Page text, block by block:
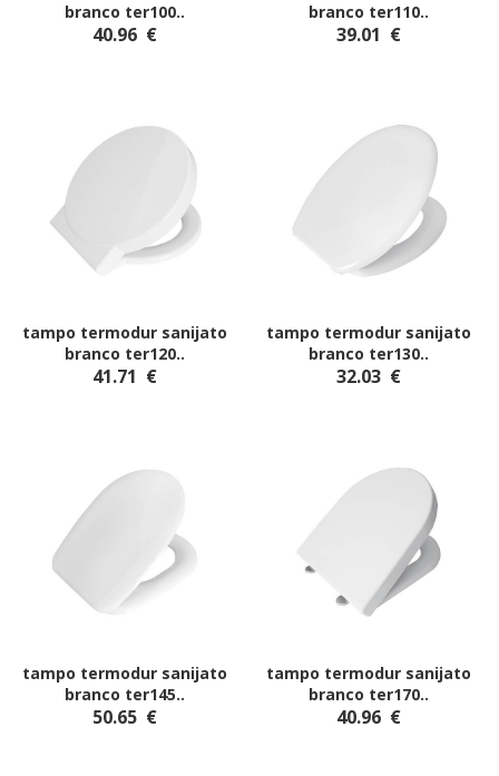
branco ter100..
40.96 €
branco ter110..
39.01 €
tampo termodur sanijato
branco ter120..
41.71 €
tampo termodur sanijato
branco ter130..
32.03 €
tampo termodur sanijato
branco ter145..
50.65 €
tampo termodur sanijato
branco ter170..
40.96 €